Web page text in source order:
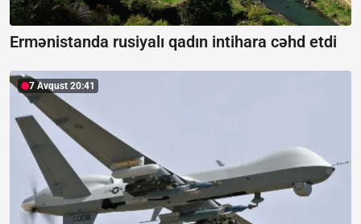
Ermənistanda rusiyalı qadın intihara cəhd etdi
7 Avqust 20:41